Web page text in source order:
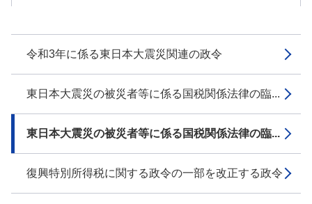
令和3年に係る東日本大震災関連の政令
東日本大震災の被災者等に係る国税関係法律の臨...
東日本大震災の被災者等に係る国税関係法律の臨...
復興特別所得税に関する政令の一部を改正する政令